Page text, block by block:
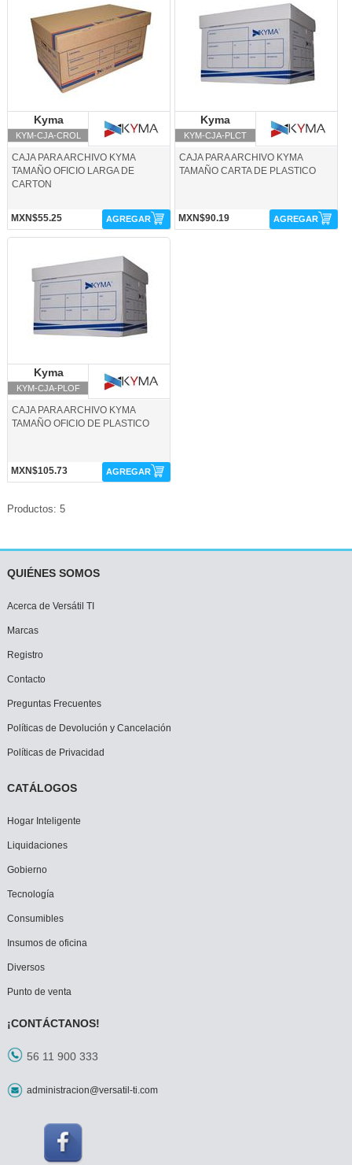
Kyma
KYM-CJA-CROL
CAJA PARA ARCHIVO KYMA
TAMAÑO OFICIO LARGA DE
CARTON
MXN$55.25 AGREGAR
Kyma
KYM-CJA-PLCT
CAJA PARA ARCHIVO KYMA
TAMAÑO CARTA DE PLASTICO
MXN$90.19 AGREGAR
Kyma
KYM-CJA-PLOF
CAJA PARA ARCHIVO KYMA
TAMAÑO OFICIO DE PLASTICO
MXN$105.73 AGREGAR
Productos: 5
QUIÉNES SOMOS
Acerca de Versátil TI
Marcas
Registro
Contacto
Preguntas Frecuentes
Políticas de Devolución y Cancelación
Políticas de Privacidad
CATÁLOGOS
Hogar Inteligente
Liquidaciones
Gobierno
Tecnología
Consumibles
Insumos de oficina
Diversos
Punto de venta
¡CONTÁCTANOS!
56 11 900 333
administracion@versatil-ti.com